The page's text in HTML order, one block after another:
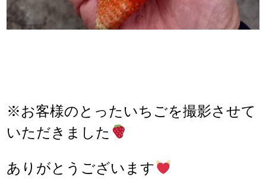
※お客様のとったいちごを撮影させて
いただきました
ありがとうございます